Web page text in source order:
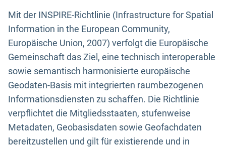
Mit der INSPIRE-Richtlinie (Infrastructure for Spatial
Information in the European Community,
Europäische Union, 2007) verfolgt die Europäische
Gemeinschaft das Ziel, eine technisch interoperable
sowie semantisch harmonisierte europäische
Geodaten-Basis mit integrierten raumbezogenen
Informationsdiensten zu schaffen. Die Richtlinie
verpflichtet die Mitgliedsstaaten, stufenweise
Metadaten, Geobasisdaten sowie Geofachdaten
bereitzustellen und gilt für existierende und in